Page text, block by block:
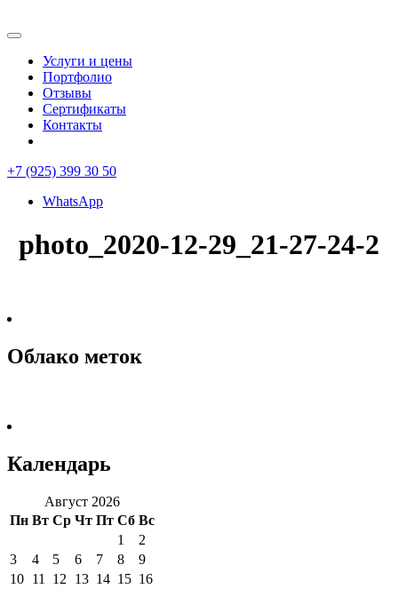
Услуги и цены
Портфолио
Отзывы
Сертификаты
Контакты
+7 (925) 399 30 50
WhatsApp
photo_2020-12-29_21-27-24-2
Облако меток
Календарь
Август 2026
Пн Вт Ср Чт Пт Сб Вс
1
2
3
4 5 6 7 8
9
10 11 12 13 14 15 16